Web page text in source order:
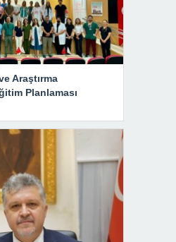
Araştırma
Planlaması